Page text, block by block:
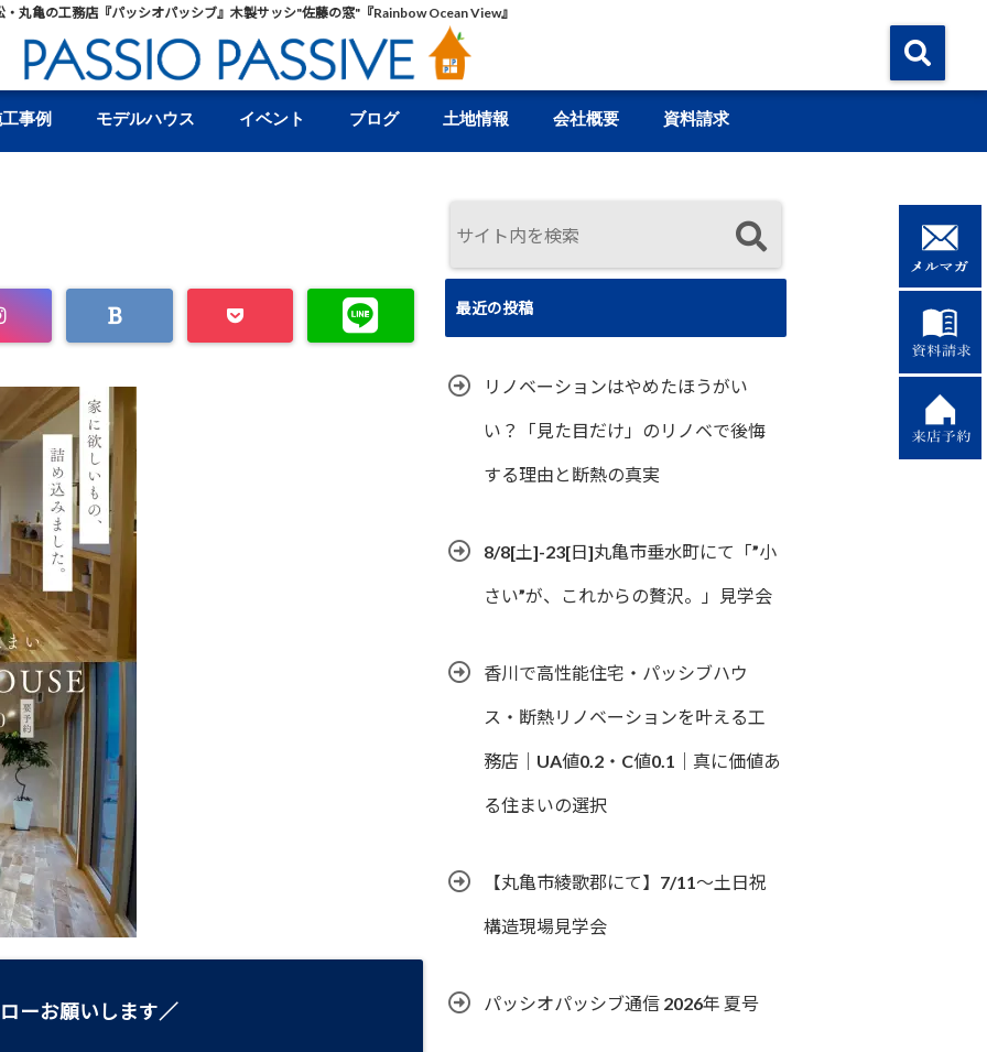
・丸亀の工務店『パッシオパッシブ』木製サッシ"佐藤の窓"『Rainbow Ocean View』
事例 モデルハウス イベント ブログ 土地情報 会社概要 資料請求
ーお願いします／
最近の投稿
リノベーションはやめたほうがい
い？「見た目だけ」のリノベで後悔
する理由と断熱の真実
8/8[土]-23[日]丸亀市垂水町にて「”小
さい”が、これからの贅沢。」見学会
香川で高性能住宅・パッシブハウ
ス・断熱リノベーションを叶える工
務店｜UA値0.2・C値0.1｜真に価値あ
る住まいの選択
【丸亀市綾歌郡にて】7/11～土日祝
構造現場見学会
パッシオパッシブ通信 2026年 夏号